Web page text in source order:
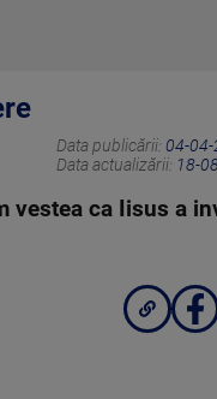
Data publicării: 04-04-
Data actualizării: 18-
vestea ca Iisus a